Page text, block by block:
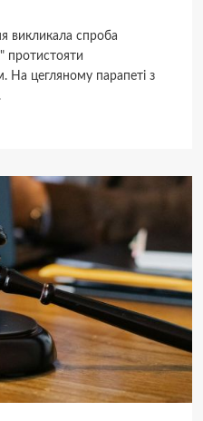
викликала спроба
протистояти
На цегляному парапеті з